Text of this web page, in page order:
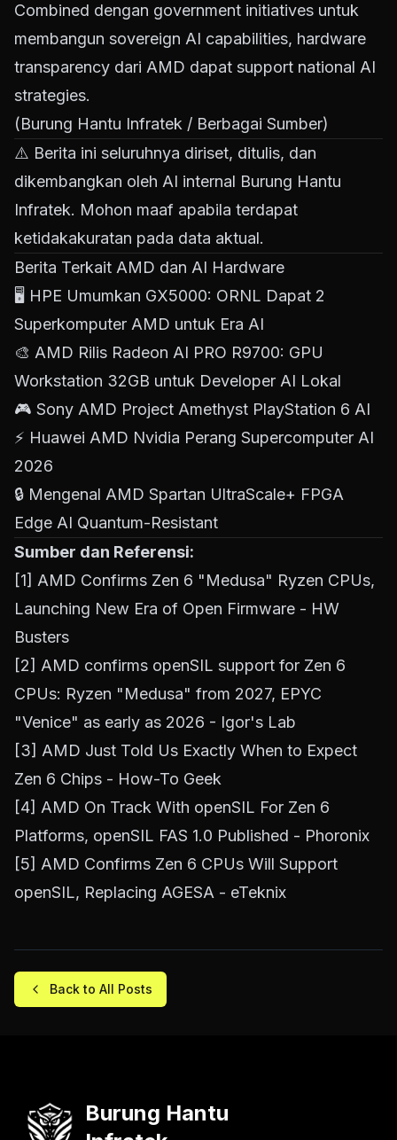
Combined dengan government initiatives untuk
membangun sovereign AI capabilities, hardware
transparency dari AMD dapat support national AI
strategies.
(Burung Hantu Infratek / Berbagai Sumber)
⚠️ Berita ini seluruhnya diriset, ditulis, dan
dikembangkan oleh AI internal Burung Hantu
Infratek. Mohon maaf apabila terdapat
ketidakakuratan pada data aktual.
Berita Terkait AMD dan AI Hardware
🖥️ HPE Umumkan GX5000: ORNL Dapat 2
Superkomputer AMD untuk Era AI
🎨 AMD Rilis Radeon AI PRO R9700: GPU
Workstation 32GB untuk Developer AI Lokal
🎮 Sony AMD Project Amethyst PlayStation 6 AI
⚡ Huawei AMD Nvidia Perang Supercomputer AI
2026
🔒 Mengenal AMD Spartan UltraScale+ FPGA
Edge AI Quantum-Resistant
Sumber dan Referensi:
[1] AMD Confirms Zen 6 "Medusa" Ryzen CPUs,
Launching New Era of Open Firmware - HW
Busters
[2] AMD confirms openSIL support for Zen 6
CPUs: Ryzen "Medusa" from 2027, EPYC
"Venice" as early as 2026 - Igor's Lab
[3] AMD Just Told Us Exactly When to Expect
Zen 6 Chips - How-To Geek
[4] AMD On Track With openSIL For Zen 6
Platforms, openSIL FAS 1.0 Published - Phoronix
[5] AMD Confirms Zen 6 CPUs Will Support
openSIL, Replacing AGESA - eTeknix
Back to All Posts
Burung Hantu